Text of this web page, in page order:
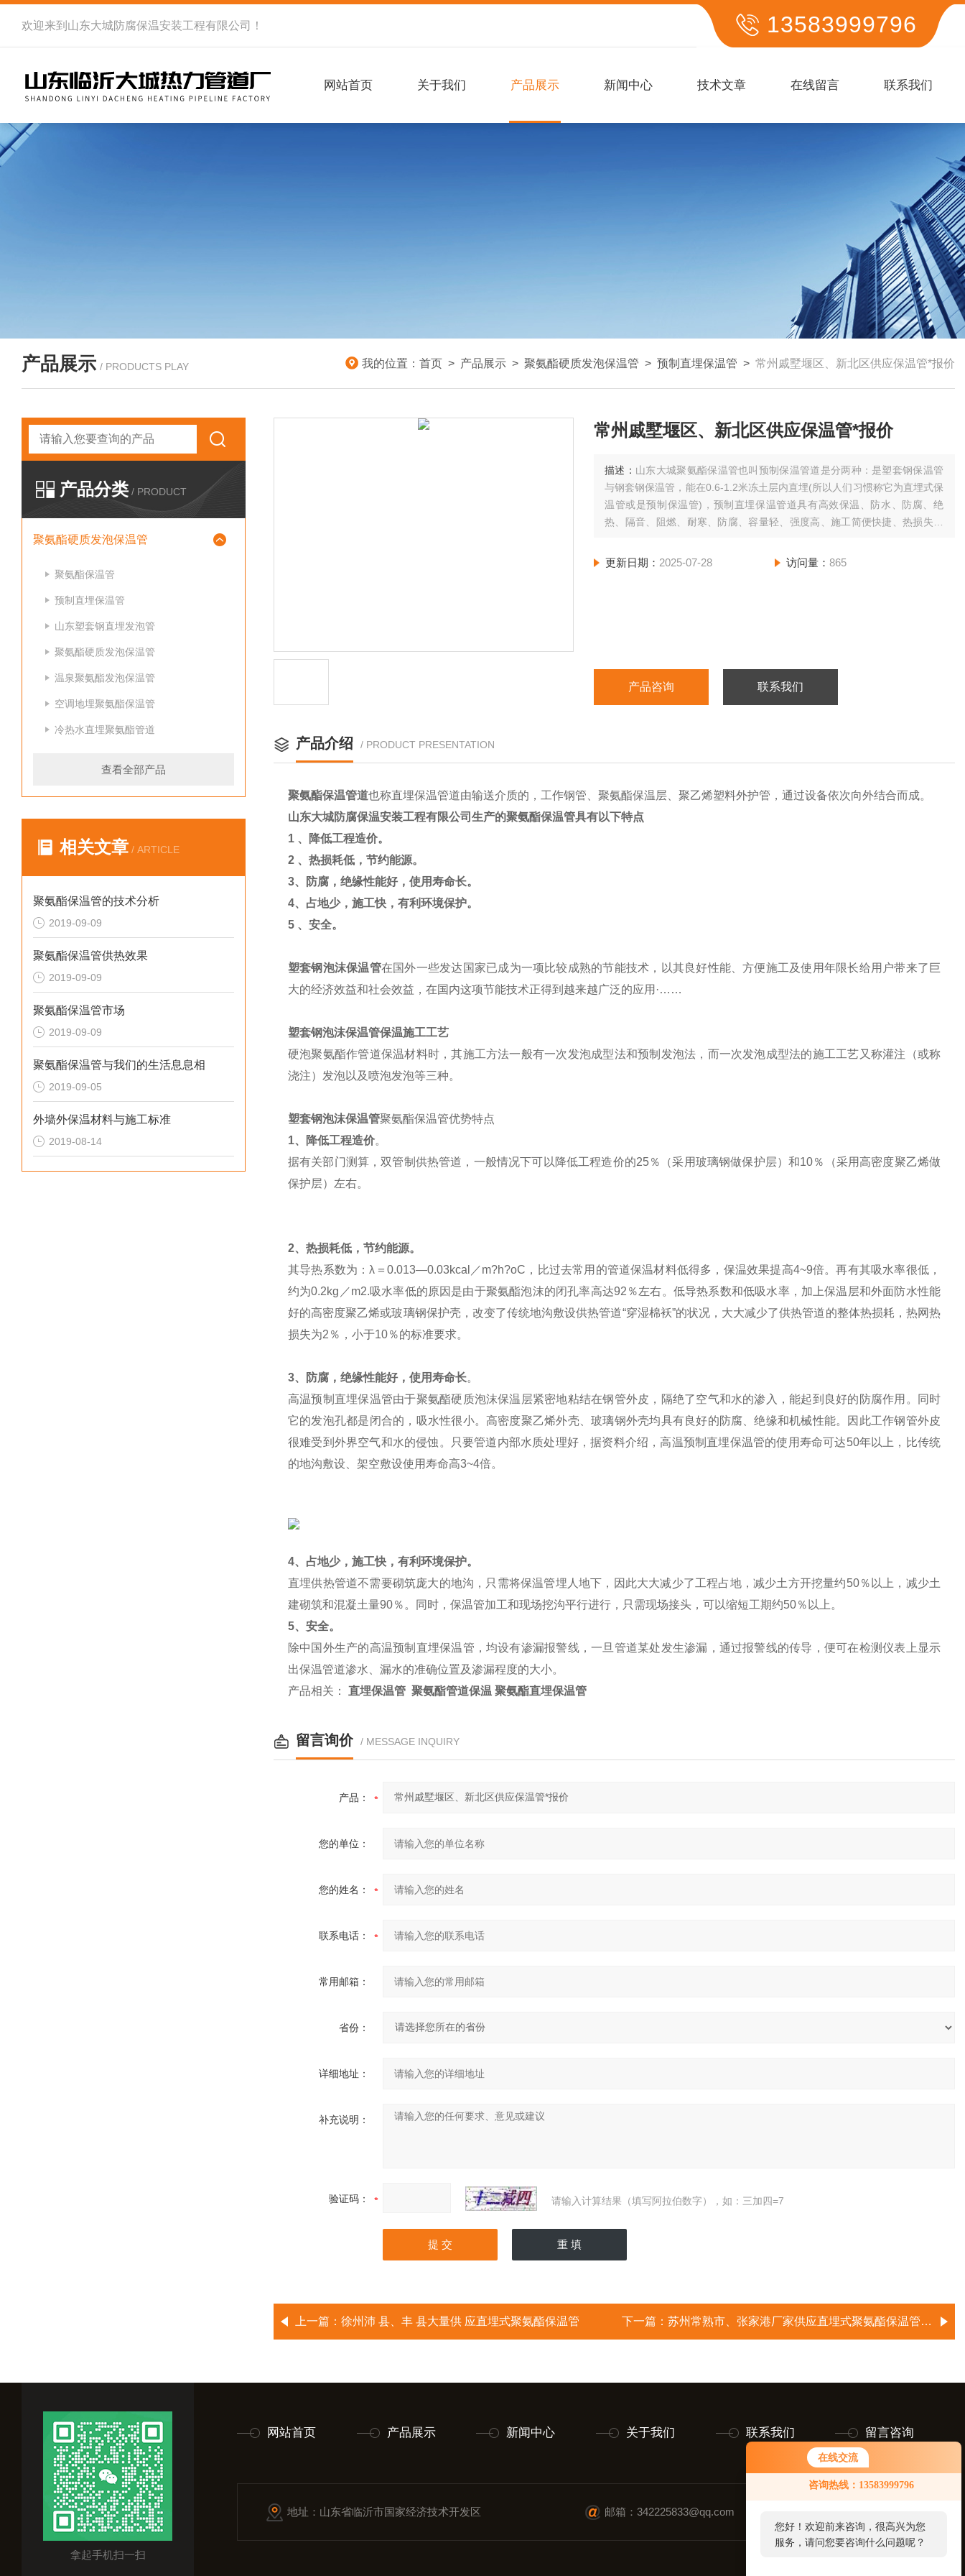
在线交流
咨询热线：13583999796
您好！欢迎前来咨询，很高兴为您
服务，请问您要咨询什么问题呢？
欢迎来到 山东大城防腐保温安装工程有限公司 ！ 13583999796
网站首页 关于我们 产品展示 新闻中心 技术文章 在线留言 联系我们
产品展示 / PRODUCTS PLAY 我的位置： 首页 > 产品展示 > 聚氨酯硬质发泡保温管 > 预制直埋保温管 > 常州戚墅堰区、新北区供应保温管*报价
产品分类 / PRODUCT
聚氨酯硬质发泡保温管
聚氨酯保温管
预制直埋保温管
山东塑套钢直埋发泡管
聚氨酯硬质发泡保温管
温泉聚氨酯发泡保温管
空调地埋聚氨酯保温管
冷热水直埋聚氨酯管道
查看全部产品
相关文章 / ARTICLE
聚氨酯保温管的技术分析
2019-09-09
聚氨酯保温管供热效果
2019-09-09
聚氨酯保温管市场
2019-09-09
聚氨酯保温管与我们的生活息息相
2019-09-05
外墙外保温材料与施工标准
2019-08-14
常州戚墅堰区、新北区供应保温管*报价
描述： 山东大城聚氨酯保温管也叫预制保温管道是分两种：是塑套钢保温管
与钢套钢保温管，能在0.6-1.2米冻土层内直埋(所以人们习惯称它为直埋式保
温管或是预制保温管)，预制直埋保温管道具有高效保温、防水、防腐、绝
热、隔音、阻燃、耐寒、防腐、容量轻、强度高、施工简便快捷、热损失比
上，寿命可以达到30-50年。
更新日期： 2025-07-28 访问量： 865
产品咨询 联系我们
产品介绍 / PRODUCT PRESENTATION
聚氨酯保温管道也称直埋保温管道由输送介质的，工作钢管、聚氨酯保温层、聚乙烯塑料外护管，通过设备依次向外结合而成。
山东大城防腐保温安装工程有限公司生产的聚氨酯保温管具有以下特点
1 、降低工程造价。
2 、热损耗低，节约能源。
3、防腐，绝缘性能好，使用寿命长。
4、占地少，施工快，有利环境保护。
5 、安全。
塑套钢泡沫保温管在国外一些发达国家已成为一项比较成熟的节能技术，以其良好性能、方便施工及使用年限长给用户带来了巨
大的经济效益和社会效益，在国内这项节能技术正得到越来越广泛的应用 ·……
塑套钢泡沫保温管保温施工工艺
硬泡聚氨酯作管道保温材料时，其施工方法一般有一次发泡成型法和预制发泡法，而一次发泡成型法的施工工艺又称灌注（或称
浇注）发泡以及喷泡发泡等三种。
塑套钢泡沫保温管聚氨酯保温管优势特点
1、降低工程造价。
据有关部门测算，双管制供热管道，一般情况下可以降低工程造价的25％（采用玻璃钢做保护层）和10％（采用高密度聚乙烯做
保护层）左右。
2、热损耗低，节约能源。
其导热系数为：λ＝0.013—0.03kcal／m?h?oC，比过去常用的管道保温材料低得多，保温效果提高4~9倍。再有其吸水率很低，
约为0.2kg／m2.吸水率低的原因是由于聚氨酯泡沫的闭孔率高达92％左右。低导热系数和低吸水率，加上保温层和外面防水性能
好的高密度聚乙烯或玻璃钢保护壳，改变了传统地沟敷设供热管道“穿湿棉袄”的状况，大大减少了供热管道的整体热损耗，热网热
损失为2％，小于10％的标准要求。
3、防腐，绝缘性能好，使用寿命长。
高温预制直埋保温管由于聚氨酯硬质泡沫保温层紧密地粘结在钢管外皮，隔绝了空气和水的渗入，能起到良好的防腐作用。同时
它的发泡孔都是闭合的，吸水性很小。高密度聚乙烯外壳、玻璃钢外壳均具有良好的防腐、绝缘和机械性能。因此工作钢管外皮
很难受到外界空气和水的侵蚀。只要管道内部水质处理好，据资料介绍，高温预制直埋保温管的使用寿命可达50年以上，比传统
的地沟敷设、架空敷设使用寿命高3~4倍。
4、占地少，施工快，有利环境保护。
直埋供热管道不需要砌筑庞大的地沟，只需将保温管埋人地下，因此大大减少了工程占地，减少土方开挖量约50％以上，减少土
建砌筑和混凝土量90％。同时，保温管加工和现场挖沟平行进行，只需现场接头，可以缩短工期约50％以上。
5、安全。
除中国外生产的高温预制直埋保温管，均设有渗漏报警线，一旦管道某处发生渗漏，通过报警线的传导，便可在检测仪表上显示
出保温管道渗水、漏水的准确位置及渗漏程度的大小。
产品相关：
直埋保温管 聚氨酯管道保温 聚氨酯直埋保温管
留言询价 / MESSAGE INQUIRY
产品：
您的单位：
您的姓名：
联系电话：
常用邮箱：
省份：
详细地址：
补充说明：
验证码： 请输入计算结果（填写阿拉伯数字），如：三加四=7
上一篇： 徐州沛 县、丰 县大量供 应直埋式聚氨酯保温管 下一篇： 苏州常熟市、张家港厂家供应直埋式聚氨酯保温管 *报价市
拿起手机扫一扫
网站首页 产品展示 新闻中心 关于我们 联系我们 留言咨询
地址：山东省临沂市国家经济技术开发区 邮箱：342225833@qq.com